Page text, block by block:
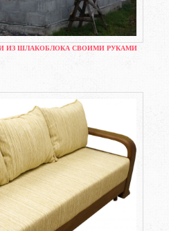
ИЗ ШЛАКОБЛОКА СВОИМИ РУКАМИ